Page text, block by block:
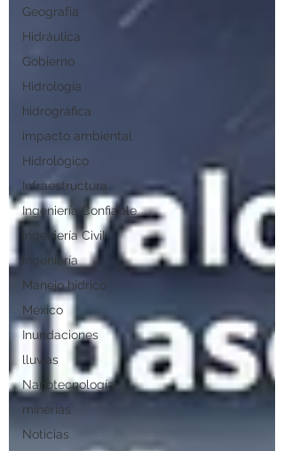
Geografía
Hidráulica
Gobierno
Hidrología
hidrográfica
impacto ambiental
Hidrológico
Infraestructura
Ingeniería Confiable
Ingeniería Civil
Ingeniería
Manejo hídrico
México
Inundaciones
lluvias
Nanotecnología
minerias
Noticias